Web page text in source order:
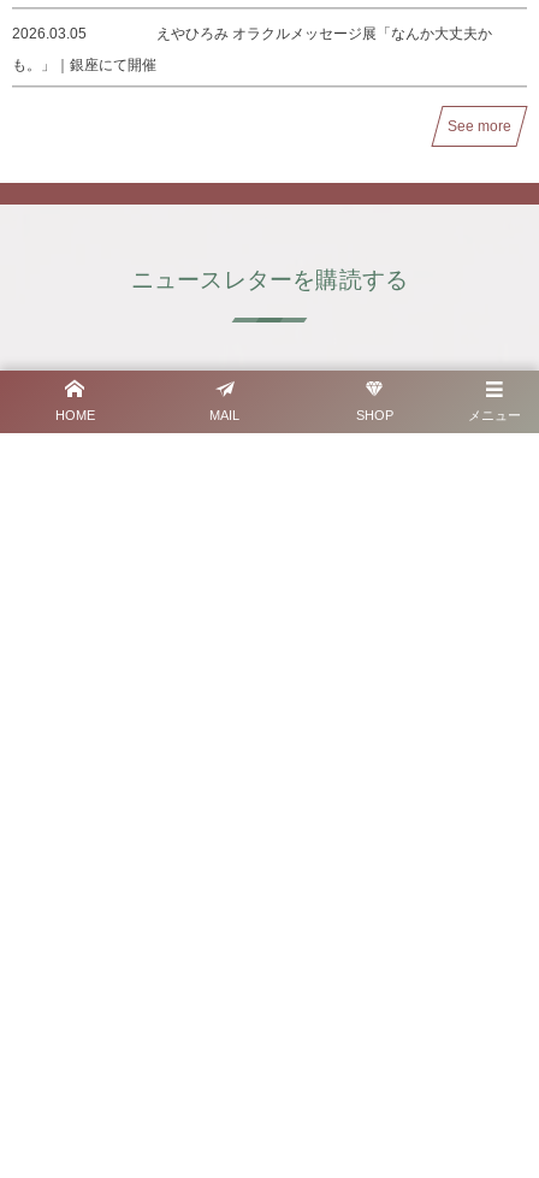
2026.03.05
えやひろみ オラクルメッセージ展「なんか大丈夫か
も。」｜銀座にて開催
See more
メニュー
HOME MAIL SHOP
ニュースレターを購読する
Welcome
えやひろみ【Launica H.】からの